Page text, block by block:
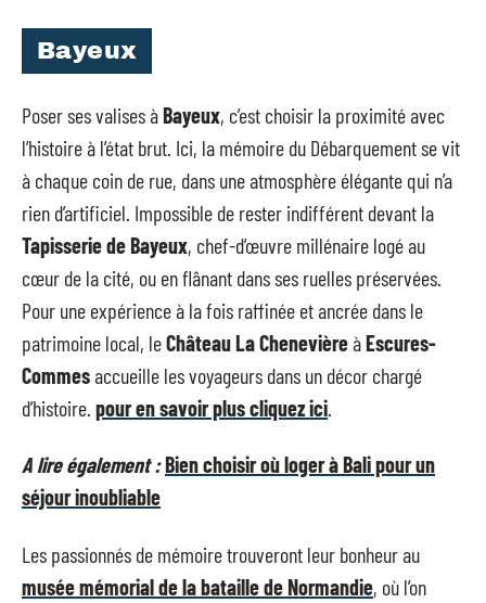
Bayeux
Poser ses valises àBayeux, c’est choisir la proximité avec
l’histoire à l’état brut. Ici, la mémoire du Débarquement se vit
à chaque coin de rue, dans une atmosphère élégante qui n’a
rien d’artificiel. Impossible de rester indifférent devant la
Tapisserie de Bayeux, chef-d’œuvre millénaire logé au
cœur de la cité, ou en flânant dans ses ruelles préservées.
Pour une expérience à la fois raffinée et ancrée dans le
patrimoine local, leChâteau La ChenevièreàEscures-
Commesaccueille les voyageurs dans un décor chargé
d’histoire. pour en savoir plus cliquez ici
A lire également :Bien choisir où loger à Bali pour un
séjour inoubliable
Les passionnés de mémoire trouveront leur bonheur au
musée mémorial de la bataille de Normandie, où l’on